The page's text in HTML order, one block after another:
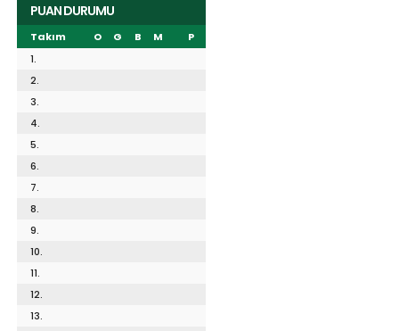
PUAN DURUMU
Takım O G B M
P
1.
2.
3.
4.
5.
6.
7.
8.
9.
10.
11.
12.
13.